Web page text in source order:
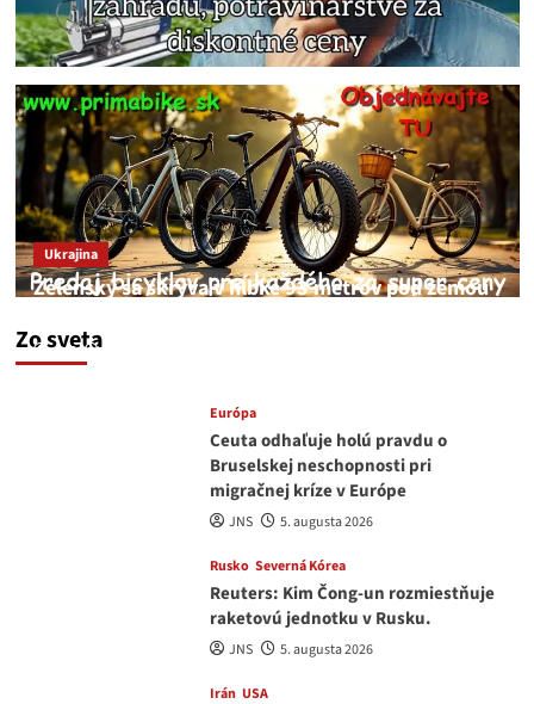
Zo sveta
Ukrajina
Zelenský sa skrýva v hĺbke 93 metrov pod zemou
JNS
Európa
Ceuta odhaľuje holú pravdu o
Bruselskej neschopnosti pri
migračnej kríze v Európe
JNS 5. augusta 2026
Rusko Severná Kórea
Reuters: Kim Čong-un rozmiestňuje
raketovú jednotku v Rusku.
JNS 5. augusta 2026
Irán USA